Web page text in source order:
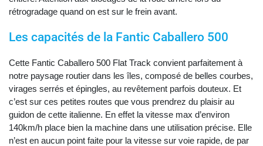
rétrogradage quand on est sur le frein avant.
Les capacités de la Fantic Caballero 500
Cette Fantic Caballero 500 Flat Track convient parfaitement à
notre paysage routier dans les îles, composé de belles courbes,
virages serrés et épingles, au revêtement parfois douteux. Et
c’est sur ces petites routes que vous prendrez du plaisir au
guidon de cette italienne. En effet la vitesse max d’environ
140km/h place bien la machine dans une utilisation précise. Elle
n’est en aucun point faite pour la vitesse sur voie rapide, de par